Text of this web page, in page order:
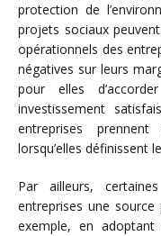
protection de
projets sociaux
opérationnels des
négatives sur leurs
pour elles
investissement
entreprises
lorsqu’elles définissent
Par ailleurs,
entreprises une source
exemple, en